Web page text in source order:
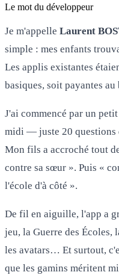
Le mot du développeur
Je m'appelle Laurent
simple : mes enfants
Les applis existantes
basiques, soit payantes
J'ai commencé par un
midi — juste 20 questions
Mon fils a accroché tout
contre sa sœur ». Puis «
l'école d'à côté ».
De fil en aiguille, l'app a
jeu, la Guerre des Écoles,
les avatars… Et surtout,
que les gamins méritent